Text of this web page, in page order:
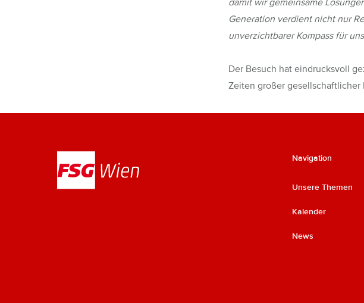
Generation verdient nicht nur
unverzichtbarer Kompass für
Der Besuch hat eindrucksvoll
Zeiten großer gesellschaftlicher
Navigation
Unsere Themen
Kalender
News